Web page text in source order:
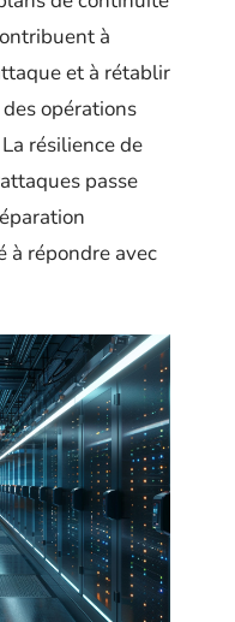
à
et à rétablir
opérations
résilience de
passe
à répondre avec